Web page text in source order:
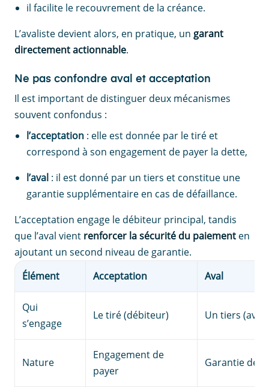
il facilite le recouvrement de la créance.
L’avaliste devient alors, en pratique, un garant
directement actionnable.
Ne pas confondre aval et acceptation
Il est important de distinguer deux mécanismes
souvent confondus :
l’acceptation : elle est donnée par le tiré et
correspond à son engagement de payer la dette,
l’aval : il est donné par un tiers et constitue une
garantie supplémentaire en cas de défaillance.
L’acceptation engage le débiteur principal, tandis
que l’aval vient renforcer la sécurité du paiement en
ajoutant un second niveau de garantie.
Élément
Acceptation Aval
Qui
s’engage
Le tiré (débiteur) Un tiers
Nature
Engagement de
payer
Garantie de